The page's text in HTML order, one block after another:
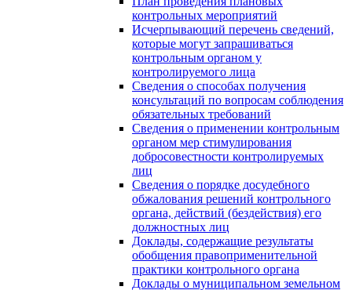
контрольных мероприятий
Исчерпывающий перечень сведений,
которые могут запрашиваться
контрольным органом у
контролируемого лица
Сведения о способах получения
консультаций по вопросам соблюдения
обязательных требований
Сведения о применении контрольным
органом мер стимулирования
добросовестности контролируемых
лиц
Сведения о порядке досудебного
обжалования решений контрольного
органа, действий (бездействия) его
должностных лиц
Доклады, содержащие результаты
обобщения правоприменительной
практики контрольного органа
Доклады о муниципальном земельном